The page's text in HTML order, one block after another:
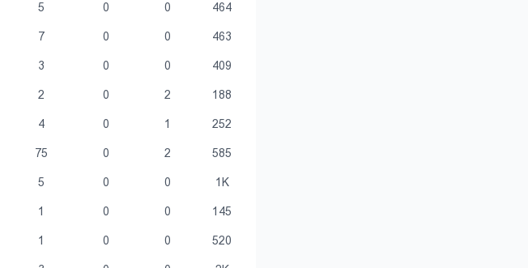
5 0 0 464
7 0 0 463
3 0 0 409
2 0 2 188
4 0 1 252
75 0 2 585
5 0 0 1K
1 0 0 145
1 0 0 520